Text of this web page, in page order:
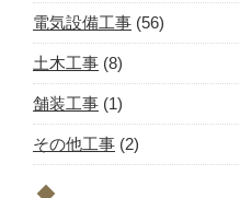
電気設備工事 (56)
土木工事 (8)
舗装工事 (1)
その他工事 (2)